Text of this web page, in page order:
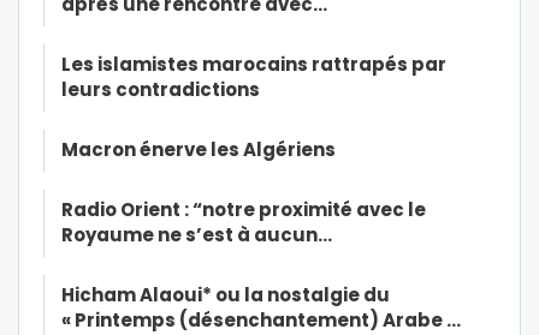
Les islamistes marocains rattrapés par
leurs contradictions
Macron énerve les Algériens
Radio Orient : “notre proximité avec le
Royaume ne s’est à aucun…
Hicham Alaoui* ou la nostalgie du
« Printemps (désenchantement) Arabe …